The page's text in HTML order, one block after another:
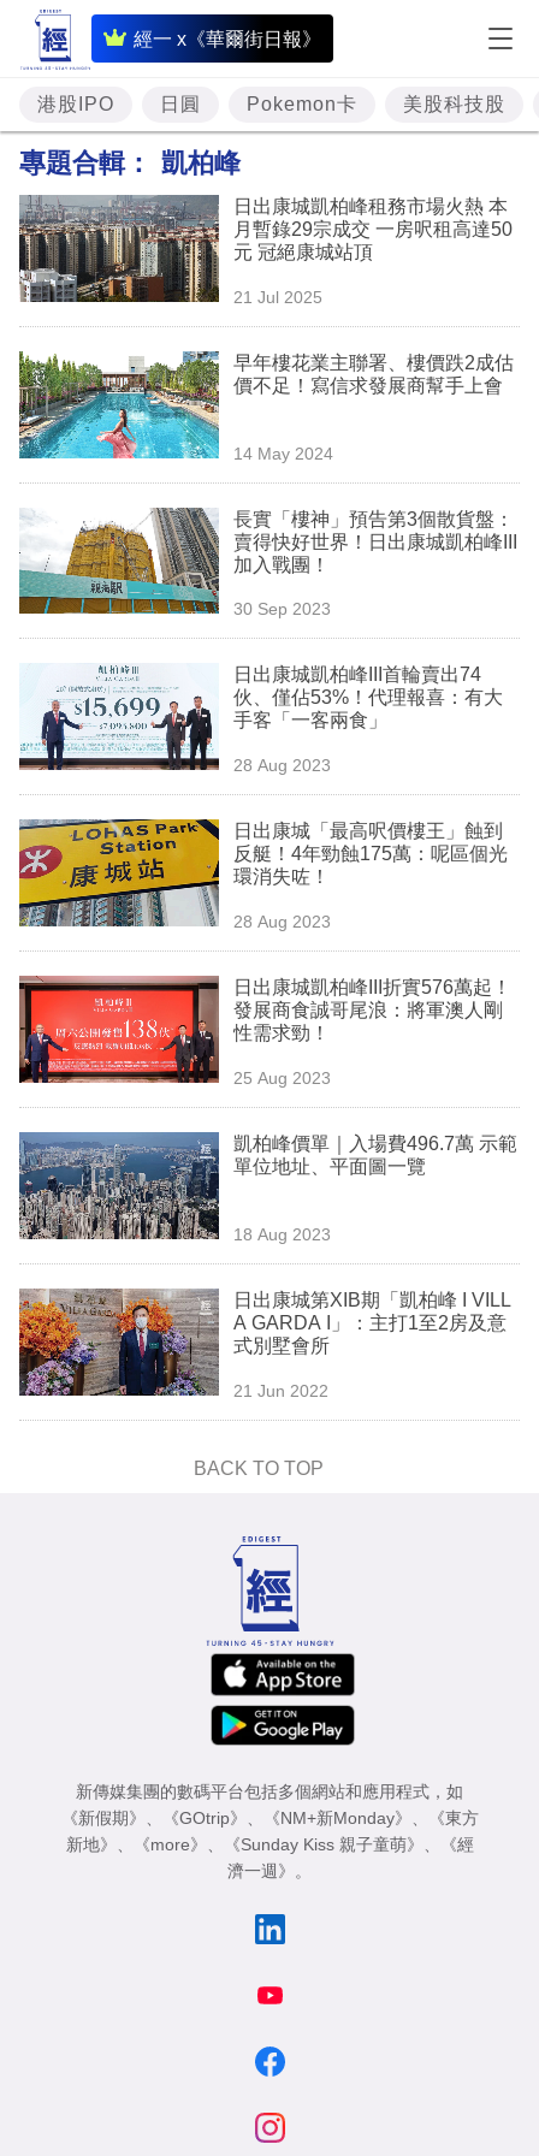
經一 x《華爾街日報》
即
時
財
經
題
投
資
市
理
商
業
科
技
職
場
生
時
事
欄
訂
閱
區
港股IPO 日圓 Pokemon卡 美股科技股
專題合輯： 凱柏峰
日出康城凱柏峰租務市場火熱 本
月暫錄29宗成交 一房呎租高達50
元 冠絕康城站頂
21 Jul 2025
早年樓花業主聯署、樓價跌2成估
價不足！寫信求發展商幫手上會
14 May 2024
長實「樓神」預告第3個散貨盤：
賣得快好世界！日出康城凱柏峰III
加入戰團！
30 Sep 2023
日出康城凱柏峰III首輪賣出74
伙、僅佔53%！代理報喜：有大
手客「一客兩食」
28 Aug 2023
日出康城「最高呎價樓王」蝕到
反艇！4年勁蝕175萬：呢區個光
環消失咗！
28 Aug 2023
日出康城凱柏峰III折實576萬起！
發展商食誠哥尾浪：將軍澳人剛
性需求勁！
25 Aug 2023
凱柏峰價單｜入場費496.7萬 示範
單位地址、平面圖一覽
18 Aug 2023
日出康城第XIB期「凱柏峰 I VILL
A GARDA I」：主打1至2房及意
式別墅會所
21 Jun 2022
BACK TO TOP
新傳媒集團的數碼平台包括多個網站和應用程式，如
《新假期》
《GOtrip》 《NM+新Monday》
《東方
新地》
《more》 《Sunday Kiss 親子童萌》
《經
濟一週》
。